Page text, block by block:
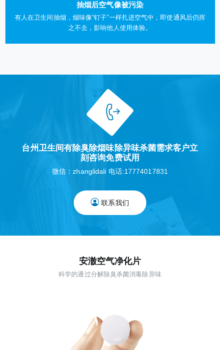
抽烟后空气像被污染
有人在卫生间抽烟，烟味像“钉子”一样扎进空气中，即使通风后仍挥
之不去，影响他人使用体验。
台州卫生间有除臭除烟味除异味杀菌需求客户立
刻咨询免费试用
微信：zhanglidali 电话:17774017831
联系我们
安澈空气净化片
科学的通过分解除臭杀菌消毒除异味